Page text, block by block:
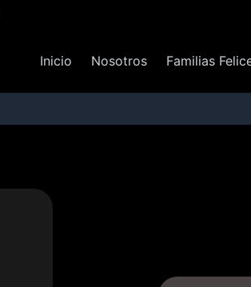
Inicio Nosotros Familias